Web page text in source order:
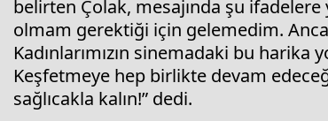
belirten Çolak, mesajında şu
olmam gerektiği için gelemedim.
Kadınlarımızın sinemadaki bu
Keşfetmeye hep birlikte devam
sağlıcakla kalın!” dedi.